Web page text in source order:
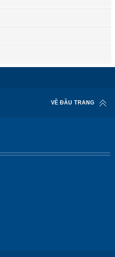
VỀ ĐẦU TRANG